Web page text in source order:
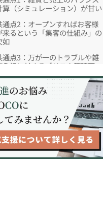
算（シミュレーション）が甘い
通点2：オープンすればお客様
来るという「集客の仕組み」の
如
通点3：万が一のトラブルや雑
負担に対する「リスク管理不
」
タートを切るための「開業
須準備
売りから脱却する！「高単価×
リピート」を狙うメニューとコ
セプト設計
く続けるための資金計画と「固
費」の徹底抑制